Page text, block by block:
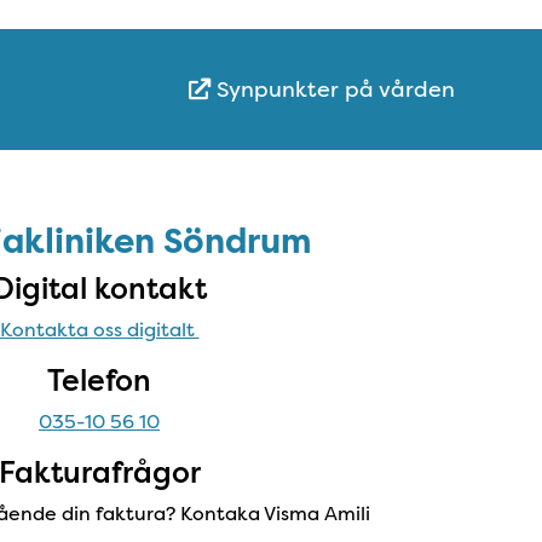
Synpunkter på vården
Söndrum
kontakt
Kontakta oss digitalt
Telefon
035-10 56 10
din faktura? Kontaka Visma Amili